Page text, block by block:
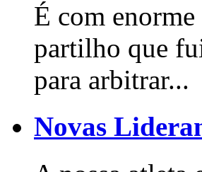
É com
partilho que
para arbitrar...
Novas